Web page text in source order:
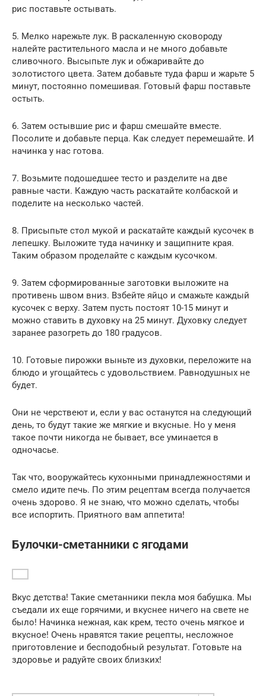
рис поставьте остывать.
5. Мелко нарежьте лук. В раскаленную сковороду
налейте растительного масла и не много добавьте
сливочного. Высыпьте лук и обжаривайте до
золотистого цвета. Затем добавьте туда фарш и жарьте 5
минут, постоянно помешивая. Готовый фарш поставьте
остыть.
6. Затем остывшие рис и фарш смешайте вместе.
Посолите и добавьте перца. Как следует перемешайте. И
начинка у нас готова.
7. Возьмите подошедшее тесто и разделите на две
равные части. Каждую часть раскатайте колбаской и
поделите на несколько частей.
8. Присыпьте стол мукой и раскатайте каждый кусочек в
лепешку. Выложите туда начинку и защипните края.
Таким образом проделайте с каждым кусочком.
9. Затем сформированные заготовки выложите на
противень швом вниз. Взбейте яйцо и смажьте каждый
кусочек с верху. Затем пусть постоят 10-15 минут и
можно ставить в духовку на 25 минут. Духовку следует
заранее разогреть до 180 градусов.
10. Готовые пирожки выньте из духовки, переложите на
блюдо и угощайтесь с удовольствием. Равнодушных не
будет.
Они не черствеют и, если у вас останутся на следующий
день, то будут такие же мягкие и вкусные. Но у меня
такое почти никогда не бывает, все уминается в
одночасье.
Так что, вооружайтесь кухонными принадлежностями и
смело идите печь. По этим рецептам всегда получается
очень здорово. Я не знаю, что можно сделать, чтобы
все испортить. Приятного вам аппетита!
Булочки-сметанники с ягодами
Вкус детства! Такие сметанники пекла моя бабушка. Мы
съедали их еще горячими, и вкуснее ничего на свете не
было! Начинка нежная, как крем, тесто очень мягкое и
вкусное! Очень нравятся такие рецепты, несложное
приготовление и бесподобный результат. Готовьте на
здоровье и радуйте своих близких!